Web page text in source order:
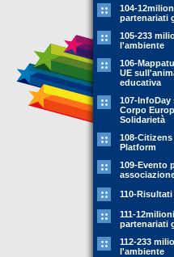
104-
partenariati
105-233
l'ambiente
106-
UE
educativa
107-
Corpo
Solidarietà
108-
Platform
109-Evento
110-Risultati
111-
partenariati
112-233
l'ambiente